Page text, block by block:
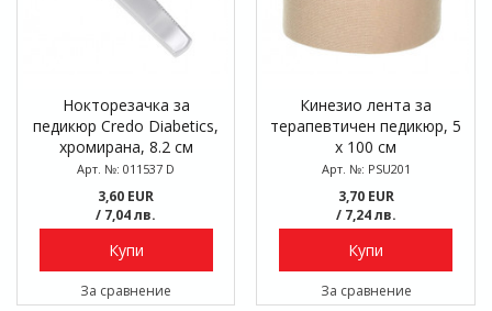
Нокторезачка за
педикюр Credo Diabetics,
хромирана, 8.2 см
Арт. №: 011537 D
3,60 EUR
/ 7,04 лв.
Купи
За сравнение
Кинезио лента за
терапевтичен педикюр, 5
x 100 см
Арт. №: PSU201
3,70 EUR
/ 7,24 лв.
Купи
За сравнение